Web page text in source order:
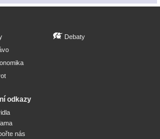
Debaty
odkazy
nás